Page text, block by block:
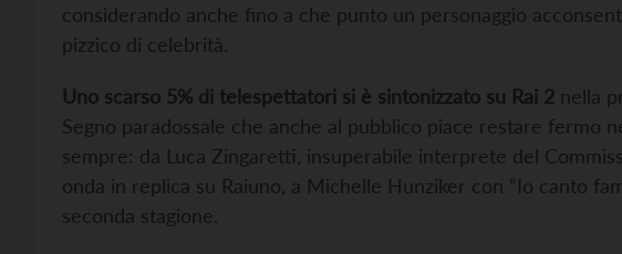
considerando anche fino a che punto un personaggio
pizzico di celebrità.
Uno scarso 5% di telespettatori si è sintonizzato su Rai 2 nella
Segno paradossale che anche al pubblico piace restare fermo
sempre: da Luca Zingaretti, insuperabile interprete del
onda in replica su Raiuno, a Michelle Hunziker con “Io canto
seconda stagione.